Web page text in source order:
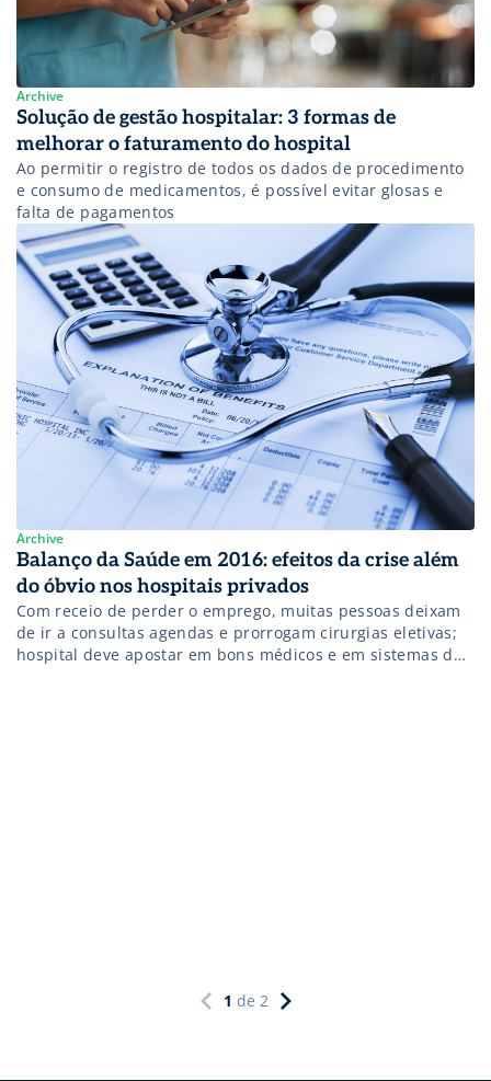
Archive
Solução de gestão hospitalar: 3 formas de
melhorar o faturamento do hospital
Ao permitir o registro de todos os dados de procedimento
e consumo de medicamentos, é possível evitar glosas e
falta de pagamentos
Archive
Balanço da Saúde em 2016: efeitos da crise além
do óbvio nos hospitais privados
Com receio de perder o emprego, muitas pessoas deixam
de ir a consultas agendas e prorrogam cirurgias eletivas;
hospital deve apostar em bons médicos e em sistemas de
1 de 2